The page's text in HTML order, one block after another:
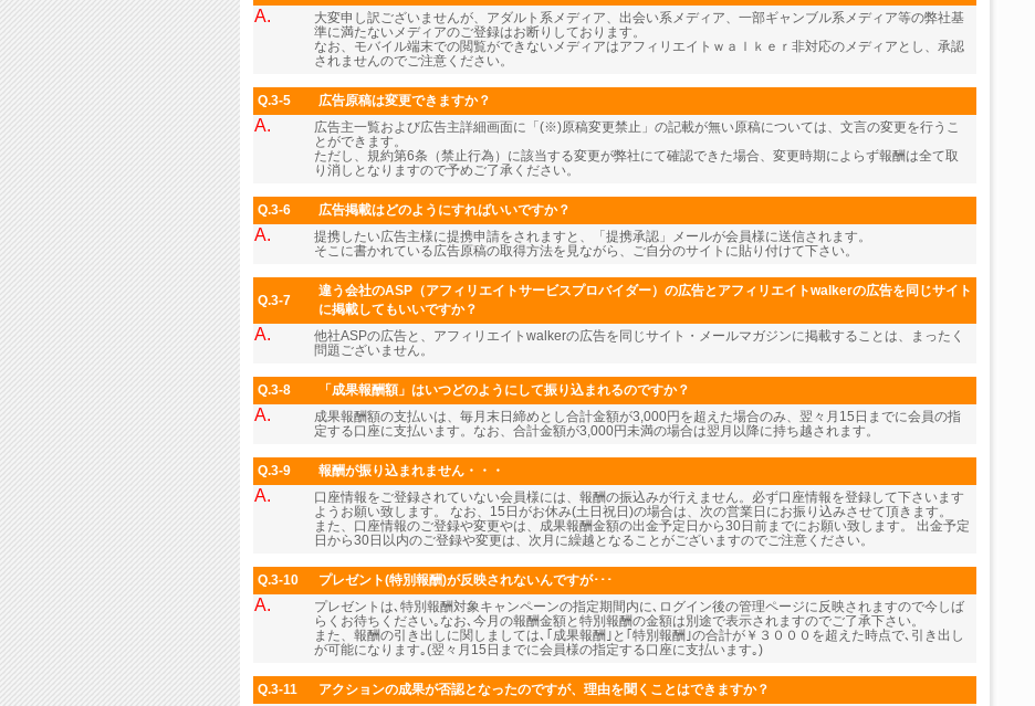
A.
大変申し訳ございませんが、アダルト系メディア、出会い系メディア、一部ギャンブル系メディア等の弊社基
準に満たないメディアのご登録はお断りしております。
なお、モバイル端末での閲覧ができないメディアはアフィリエイトｗａｌｋｅｒ非対応のメディアとし、承認
されませんのでご注意ください。
Q.3-5 広告原稿は変更できますか？
A.
広告主一覧および広告主詳細画面に「(※)原稿変更禁止」の記載が無い原稿については、文言の変更を行うこ
とができます。
ただし、規約第6条（禁止行為）に該当する変更が弊社にて確認できた場合、変更時期によらず報酬は全て取
り消しとなりますので予めご了承ください。
Q.3-6 広告掲載はどのようにすればいいですか？
A.
提携したい広告主様に提携申請をされますと、「提携承認」メールが会員様に送信されます。
そこに書かれている広告原稿の取得方法を見ながら、ご自分のサイトに貼り付けて下さい。
Q.3-7
違う会社のASP（アフィリエイトサービスプロバイダー）の広告とアフィリエイトwalkerの広告を同じサイト
に掲載してもいいですか？
A.
他社ASPの広告と、アフィリエイトwalkerの広告を同じサイト・メールマガジンに掲載することは、まったく
問題ございません。
Q.3-8 「成果報酬額」はいつどのようにして振り込まれるのですか？
A.
成果報酬額の支払いは、毎月末日締めとし合計金額が3,000円を超えた場合のみ、翌々月15日までに会員の指
定する口座に支払います。なお、合計金額が3,000円未満の場合は翌月以降に持ち越されます。
Q.3-9 報酬が振り込まれません・・・
A.
口座情報をご登録されていない会員様には、報酬の振込みが行えません。必ず口座情報を登録して下さいます
ようお願い致します。 なお、15日がお休み(土日祝日)の場合は、次の営業日にお振り込みさせて頂きます。
また、口座情報のご登録や変更やは、成果報酬金額の出金予定日から30日前までにお願い致します。 出金予定
日から30日以内のご登録や変更は、次月に繰越となることがございますのでご注意ください。
Q.3-10 プレゼント(特別報酬)が反映されないんですが･･･
A.
プレゼントは､特別報酬対象キャンペーンの指定期間内に､ログイン後の管理ページに反映されますので今しば
らくお待ちください｡なお､今月の報酬金額と特別報酬の金額は別途で表示されますのでご了承下さい。
また、報酬の引き出しに関しましては､｢成果報酬｣と｢特別報酬｣の合計が￥３０００を超えた時点で､引き出し
が可能になります｡(翌々月15日までに会員様の指定する口座に支払います｡)
Q.3-11 アクションの成果が否認となったのですが、理由を聞くことはできますか？